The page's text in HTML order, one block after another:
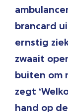
brancard
ernstig
zwaait
buiten om
zegt
hand op